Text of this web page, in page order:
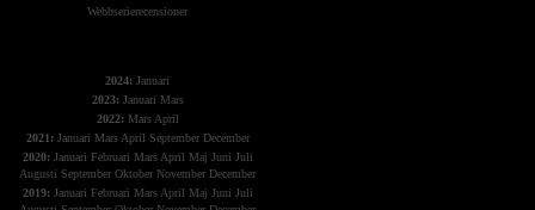
Webbserierecensioner
2024: Januari
2023: Januari Mars
2022: Mars April
2021: Januari Mars April September December
2020: Januari Februari Mars April Maj Juni Juli
Augusti September Oktober November December
2019: Januari Februari Mars April Maj Juni Juli